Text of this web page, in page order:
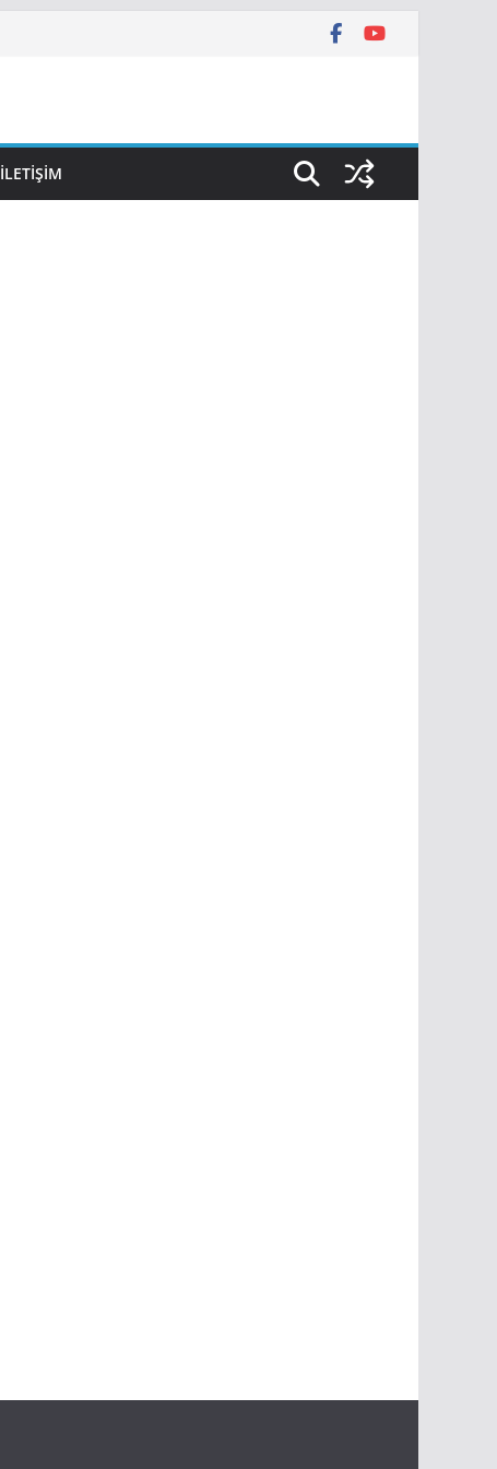
İLETIŞIM